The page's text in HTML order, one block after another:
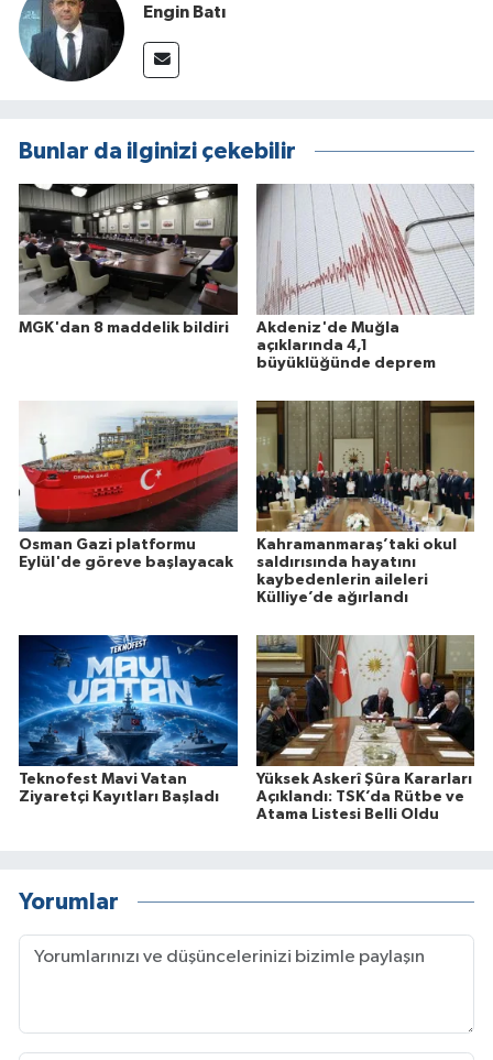
Engin Batı
Bunlar da ilginizi çekebilir
MGK'dan 8 maddelik bildiri
Akdeniz'de Muğla
açıklarında 4,1
büyüklüğünde deprem
Osman Gazi platformu
Eylül'de göreve başlayacak
Kahramanmaraş’taki okul
saldırısında hayatını
kaybedenlerin aileleri
Külliye’de ağırlandı
Teknofest Mavi Vatan
Ziyaretçi Kayıtları Başladı
Yüksek Askerî Şûra Kararları
Açıklandı: TSK’da Rütbe ve
Atama Listesi Belli Oldu
Yorumlar